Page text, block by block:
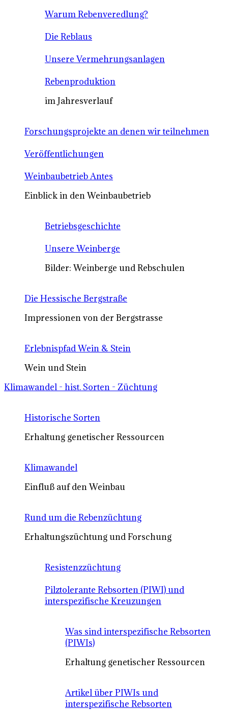
Warum Rebenveredlung?
Die Reblaus
Unsere Vermehrungsanlagen
Rebenproduktion
im Jahresverlauf
Forschungsprojekte an denen wir teilnehmen
Veröffentlichungen
Weinbaubetrieb Antes
Einblick in den Weinbaubetrieb
Betriebsgeschichte
Unsere Weinberge
Bilder: Weinberge und Rebschulen
Die Hessische Bergstraße
Impressionen von der Bergstrasse
Erlebnispfad Wein & Stein
Wein und Stein
Klimawandel - hist. Sorten - Züchtung
Historische Sorten
Erhaltung genetischer Ressourcen
Klimawandel
Einfluß auf den Weinbau
Rund um die Rebenzüchtung
Erhaltungszüchtung und Forschung
Resistenzzüchtung
Pilztolerante Rebsorten (PIWI) und
interspezifische Kreuzungen
Was sind interspezifische Rebsorten
(PIWIs)
Erhaltung genetischer Ressourcen
Artikel über PIWIs und
interspezifische Rebsorten